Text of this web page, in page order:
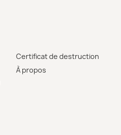
Certificat de destruction
À propos